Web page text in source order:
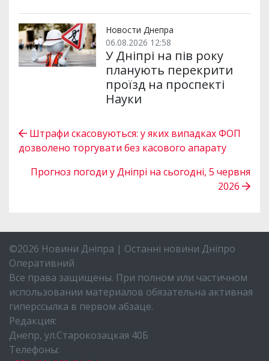
Новости Днепра
06.08.2026 12:58
У Дніпрі на пів року
планують перекрити
проїзд на проспекті
Науки
Штрафи скасовуються: у яких випадках ФОП
дозволено торгувати без касового апарату
Прогноз погоди у Дніпрі на сьогодні, 5 червня
2026
©2026 Новини Дніпра | Останні новини Дніпро
Оперативний
Все права защищены. При полном или частичном
использовании материалов обязательна активная
гиперссылка в первом абзаце.
Редакция:
Днепр, ул.Старокозацкая 40Б
Телефоны: